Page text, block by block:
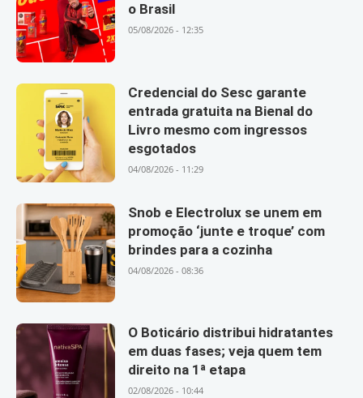
o Brasil
05/08/2026 - 12:35
Credencial do Sesc garante
entrada gratuita na Bienal do
Livro mesmo com ingressos
esgotados
04/08/2026 - 11:29
Snob e Electrolux se unem em
promoção ‘junte e troque’ com
brindes para a cozinha
04/08/2026 - 08:36
O Boticário distribui hidratantes
em duas fases; veja quem tem
direito na 1ª etapa
02/08/2026 - 10:44